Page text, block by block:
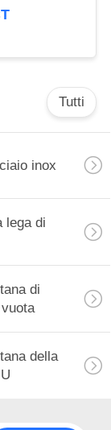
Tutti
inox
lega di
di
della